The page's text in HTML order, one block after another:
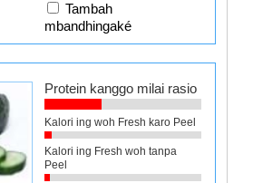
Tambah
mbandhingaké
Protein kanggo milai rasio
Kalori ing woh Fresh karo Peel
Kalori ing Fresh woh tanpa
Peel